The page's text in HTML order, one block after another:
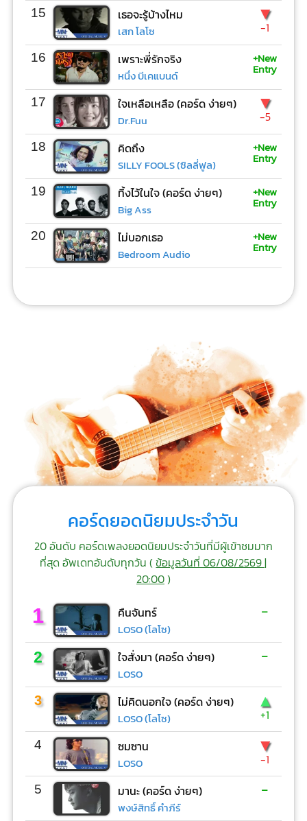
15 เธอจะรู้บ้างไหม
เสก โลโซ
▼
-1
16 เพราะพี่รักจริง
หนึ่ง บีเคแบนด์
+New
Entry
17 ใจเหลือเหลือ (คอร์ด ง่ายๆ)
Dr.Fuu
▼
-5
18 คิดถึง
SILLY FOOLS (ซิลลี่ฟูล)
+New
Entry
19 ทิ้งไว้ในใจ (คอร์ด ง่ายๆ)
Big Ass
+New
Entry
20 ไม่บอกเธอ
Bedroom Audio
+New
Entry
คอร์ดยอดนิยมประจำวัน
20 อันดับ คอร์ดเพลงยอดนิยมประจำวันที่มีผู้เข้าชมมาก
ที่สุด อัพเดทอันดับทุกวัน (ข้อมูลวันที่ 06/08/2569 |
20:00)
1 คืนจันทร์
LOSO (โลโซ)
-
2 ใจสั่งมา (คอร์ด ง่ายๆ)
LOSO
-
3 ไม่คิดนอกใจ (คอร์ด ง่ายๆ)
LOSO (โลโซ)
▲
+1
4 ซมซาน
LOSO
▼
-1
5 มานะ (คอร์ด ง่ายๆ)
พงษ์สิทธิ์ คำภีร์
-